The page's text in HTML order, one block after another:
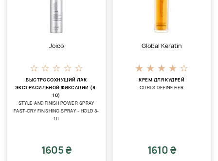
Joico
БЫСТРОСОХНУЩИЙ ЛАК
ЭКСТРАСИЛЬНОЙ ФИКСАЦИИ (8-
10)
STYLE AND FINISH POWER SPRAY
FAST-DRY FINISHING SPRAY - HOLD 8-
10
1605 ₴
Global Keratin
КРЕМ ДЛЯ КУДРЕЙ
CURLS DEFINE HER
1610 ₴